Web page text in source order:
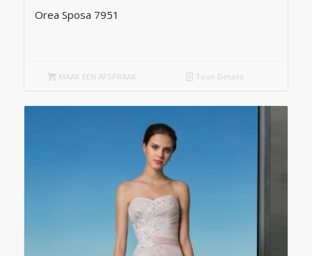
Orea Sposa 7951
MAAK EEN AFSPRAAK Toon Details